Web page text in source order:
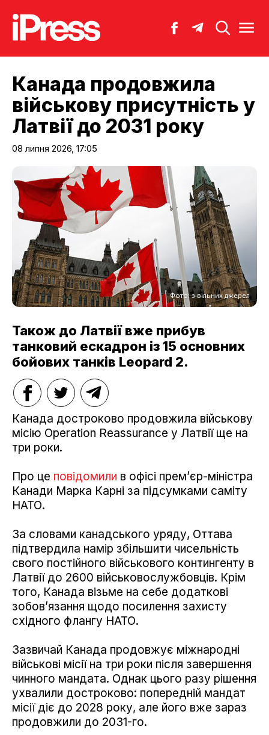
Канада продовжила
військову присутність у
Латвії до 2031 року
08 липня 2026, 17:05
Фото: з вільних джерел
Також до Латвії вже прибув
танковий ескадрон із 15 основних
бойових танків Leopard 2.
Канада достроково продовжила військову
місію Operation Reassurance у Латвії ще на
три роки.
Про це повідомили в офісі прем’єр-міністра
Канади Марка Карні за підсумками саміту
НАТО.
За словами канадського уряду, Оттава
підтвердила намір збільшити чисельність
свого постійного військового контингенту в
Латвії до 2600 військовослужбовців. Крім
того, Канада візьме на себе додаткові
зобов’язання щодо посилення захисту
східного флангу НАТО.
Зазвичай Канада продовжує міжнародні
військові місії на три роки після завершення
чинного мандата. Однак цього разу рішення
ухвалили достроково: попередній мандат
місії діє до 2028 року, але його вже зараз
продовжили до 2031-го.